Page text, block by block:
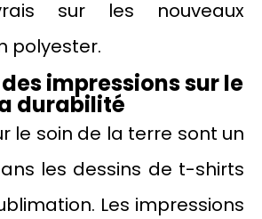
sur les nouveaux
polyester.
impressions sur le
durabilité
le soin de la terre sont un
les dessins de t-shirts
Les impressions